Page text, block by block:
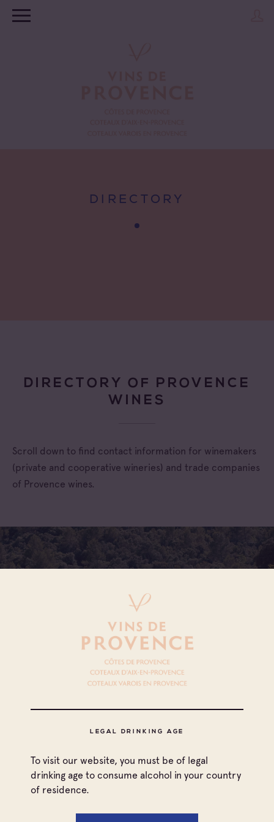
LEGAL DRINKING AGE
To visit our website, you must be of legal
drinking age to consume alcohol in your country
of residence.
DIRECTORY
DIRECTORY OF PROVENCE
WINES
Scroll down to find contact information for winemakers
(private and cooperative wineries) and trade companies
of Provence wines.
All appellations
Coteaux d'Aix-en-Provence
Coteaux Varois en Provence
Côtes de Provence
Cave coopérative